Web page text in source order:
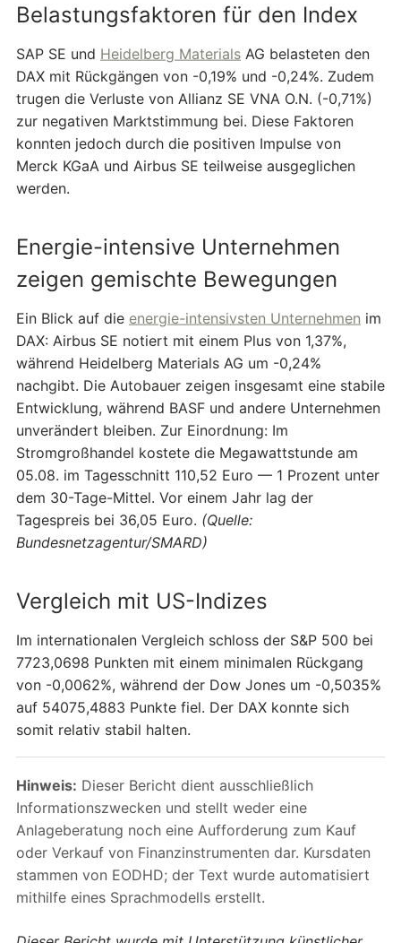
Belastungsfaktoren für den Index
SAP SE und Heidelberg Materials AG belasteten den
DAX mit Rückgängen von -0,19% und -0,24%. Zudem
trugen die Verluste von Allianz SE VNA O.N. (-0,71%)
zur negativen Marktstimmung bei. Diese Faktoren
konnten jedoch durch die positiven Impulse von
Merck KGaA und Airbus SE teilweise ausgeglichen
werden.
Energie-intensive Unternehmen
zeigen gemischte Bewegungen
Ein Blick auf die energie-intensivsten Unternehmen im
DAX: Airbus SE notiert mit einem Plus von 1,37%,
während Heidelberg Materials AG um -0,24%
nachgibt. Die Autobauer zeigen insgesamt eine stabile
Entwicklung, während BASF und andere Unternehmen
unverändert bleiben. Zur Einordnung: Im
Stromgroßhandel kostete die Megawattstunde am
05.08. im Tagesschnitt 110,52 Euro — 1 Prozent unter
dem 30-Tage-Mittel. Vor einem Jahr lag der
Tagespreis bei 36,05 Euro. (Quelle:
Bundesnetzagentur/SMARD)
Vergleich mit US-Indizes
Im internationalen Vergleich schloss der S&P 500 bei
7723,0698 Punkten mit einem minimalen Rückgang
von -0,0062%, während der Dow Jones um -0,5035%
auf 54075,4883 Punkte fiel. Der DAX konnte sich
somit relativ stabil halten.
Hinweis: Dieser Bericht dient ausschließlich
Informationszwecken und stellt weder eine
Anlageberatung noch eine Aufforderung zum Kauf
oder Verkauf von Finanzinstrumenten dar. Kursdaten
stammen von EODHD; der Text wurde automatisiert
mithilfe eines Sprachmodells erstellt.